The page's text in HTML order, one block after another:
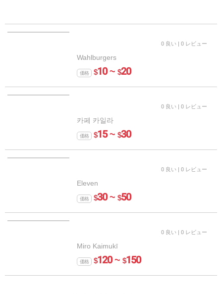
0 良い | 0 レビュー
Wahlburgers
価格 $10 ~$20
0 良い | 0 レビュー
카페 카일라
価格 $15 ~$30
0 良い | 0 レビュー
Eleven
価格 $30 ~$50
0 良い | 0 レビュー
Miro Kaimukī
価格 $120 ~$150